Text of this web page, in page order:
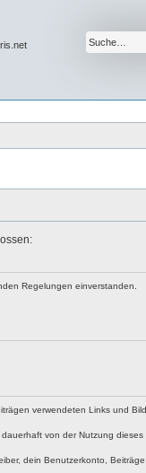
Regelungen einverstanden.
verwendeten Links und
von der Nutzung
dein Benutzerkonto,